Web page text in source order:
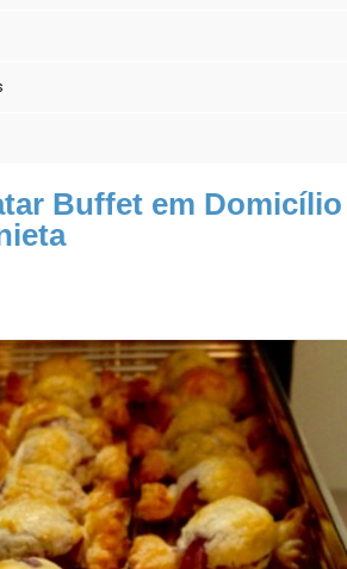
Buffet em Domicílio